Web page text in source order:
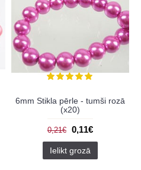
6mm Stikla pērle - tumši rozā
(x20)
0,21€ 0,11€
Ielikt grozā